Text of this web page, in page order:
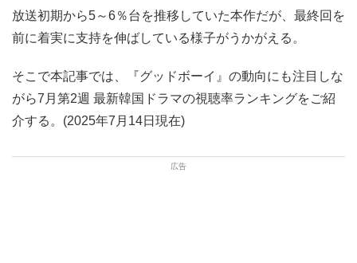
放送初期から5～6％台を推移していた本作だが、最終回を
前に着実に支持を伸ばしている様子がうかがえる。
そこで本記事では、『グッドボーイ』の動向にも注目しな
がら7月第2週 最新韓国ドラマの視聴率ランキングをご紹
介する。(2025年7月14日現在)